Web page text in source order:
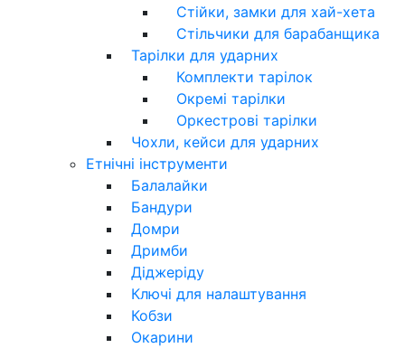
Стійки, замки для хай-хета
Стільчики для барабанщика
Тарілки для ударних
Комплекти тарілок
Окремі тарілки
Оркестрові тарілки
Чохли, кейси для ударних
Етнічні інструменти
Балалайки
Бандури
Домри
Дримби
Діджеріду
Ключі для налаштування
Кобзи
Окарини